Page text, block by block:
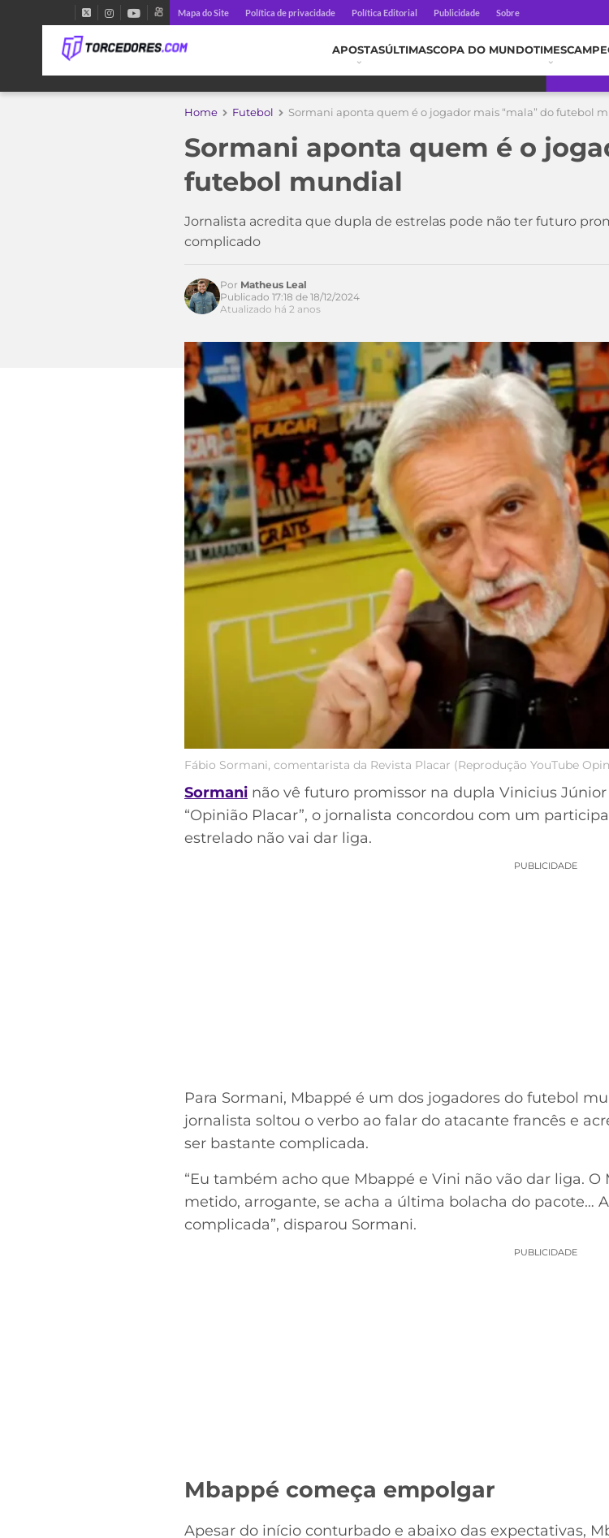
Mapa do Site Política de privacidade Política Editorial Publicidade Sobre
APOSTASÚLTIMASCOPA DO MUNDOTIMES
Home Futebol Sormani aponta quem é o jogador mais “mala” do futebol
Sormani aponta quem é o
futebol mundial
Jornalista acredita que dupla de estrelas pode não ter futuro
complicado
Acesse o perfil do autor
Por Matheus Leal
Publicado 17:18 de 18/12/2024
Atualizado há 2 anos
Fábio Sormani, comentarista da Revista Placar (Reprodução YouTube
Sormani não vê futuro promissor na dupla Vinicius
“Opinião Placar”, o jornalista concordou com um
estrelado não vai dar liga.
PUBLICIDADE
Para Sormani, Mbappé é um dos jogadores do futebol
jornalista soltou o verbo ao falar do atacante francês e
ser bastante complicada.
“Eu também acho que Mbappé e Vini não vão dar liga.
metido, arrogante, se acha a última bolacha do pacote…
complicada”, disparou Sormani.
PUBLICIDADE
Mbappé começa empolgar
Apesar do início conturbado e abaixo das expectativas,